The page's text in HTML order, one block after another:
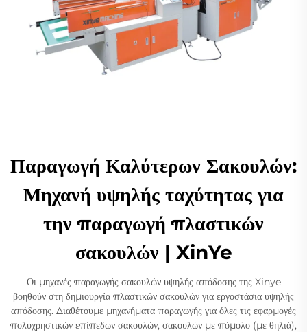
Παραγωγή Καλύτερων Σακουλών:
Μηχανή υψηλής ταχύτητας για
την παραγωγή πλαστικών
σακουλών | XinYe
Οι μηχανές παραγωγής σακουλών υψηλής απόδοσης της Xinye
βοηθούν στη δημιουργία πλαστικών σακουλών για εργοστάσια υψηλής
απόδοσης. Διαθέτουμε μηχανήματα παραγωγής για όλες τις εφαρμογές
πολυχρηστικών επίπεδων σακουλών, σακουλών με πόμολο (με θηλιά),